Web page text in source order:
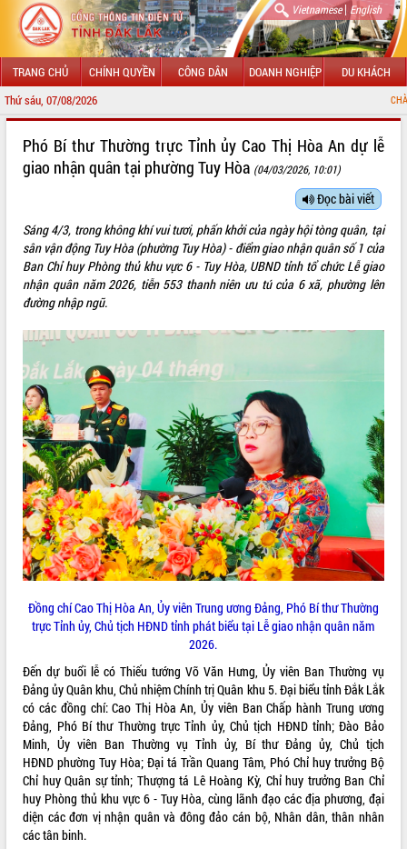
Vietnamese| English
TRANG CHỦ CHÍNH QUYỀN CÔNG DÂN DOANH NGHIỆP DU KHÁCH
Thứ sáu, 07/08/2026 CHÀO MỪNG
LÃNH ĐẠO UBND TỈNH
SỞ, BAN, NGÀNH
UBND CÁC XÃ, PHƯỜNG
HỆ THỐNG VĂN BẢN
VĂN BẢN HĐND TỈNH
ĐIỂM TIN VĂN BẢN
QUY HOẠCH - KẾ HOẠCH
VIDEO
Phó Bí thư Thường trực Tỉnh ủy Cao Thị Hòa An dự lễ
giao nhận quân tại phường Tuy Hòa (04/03/2026, 10:01)
Đọc bài viết
Sáng 4/3, trong không khí vui tươi, phấn khởi của ngày hội tòng quân, tại
sân vận động Tuy Hòa (phường Tuy Hòa) - điểm giao nhận quân số 1 của
Ban Chỉ huy Phòng thủ khu vực 6 - Tuy Hòa, UBND tỉnh tổ chức Lễ giao
nhận quân năm 2026, tiễn 553 thanh niên ưu tú của 6 xã, phường lên
đường nhập ngũ.
Đồng chí Cao Thị Hòa An, Ủy viên Trung ương Đảng, Phó Bí thư Thường
trực Tỉnh ủy, Chủ tịch HĐND tỉnh phát biểu tại Lễ giao nhận quân năm
2026.
Đến dự buổi lễ có Thiếu tướng Võ Văn Hưng, Ủy viên Ban Thường vụ
Đảng ủy Quân khu, Chủ nhiệm Chính trị Quân khu 5. Đại biểu tỉnh Đắk Lắk
có các đồng chí: Cao Thị Hòa An, Ủy viên Ban Chấp hành Trung ương
Đảng, Phó Bí thư Thường trực Tỉnh ủy, Chủ tịch HĐND tỉnh; Đào Bảo
Minh, Ủy viên Ban Thường vụ Tỉnh ủy, Bí thư Đảng ủy, Chủ tịch
HĐND phường Tuy Hòa; Đại tá Trần Quang Tâm, Phó Chỉ huy trưởng Bộ
Chỉ huy Quân sự tỉnh; Thượng tá Lê Hoàng Kỳ, Chỉ huy trưởng Ban Chỉ
huy Phòng thủ khu vực 6 - Tuy Hòa, cùng lãnh đạo các địa phương, đại
diện các đơn vị nhận quân và đông đảo cán bộ, Nhân dân, thân nhân
các tân binh.